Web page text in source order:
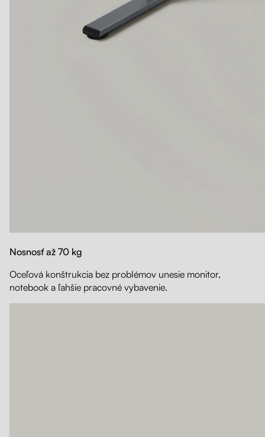
Nosnosť až 70 kg
Oceľová konštrukcia bez problémov unesie monitor,
notebook a ľahšie pracovné vybavenie.